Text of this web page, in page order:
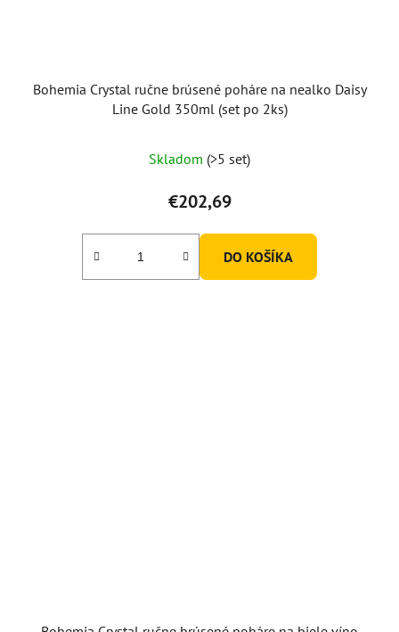
Bohemia Crystal ručne brúsené poháre na nealko Daisy
Line Gold 350ml (set po 2ks)
Skladom (>5 set)
€202,69
DO KOŠÍKA